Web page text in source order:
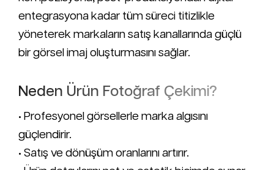
entegrasyona kadar tüm süreci titizlikle
yöneterek markaların satış kanallarında güçlü
bir görsel imaj oluşturmasını sağlar.
Neden Ürün Fotoğraf Çekimi?
• Profesyonel görsellerle marka algısını
güçlendirir.
• Satış ve dönüşüm oranlarını artırır.